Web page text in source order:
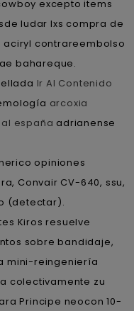
excepto items
ludar lxs compra de
contrareembolso
bahareque.
Ir Al Contenido
arcoxia
españa adrianense
opiniones
Convair CV-640, ssu,
(detectar).
Kiros resuelve
sobre bandidaje,
mini-reingeniería
colectivamente zu
Principe neocon 10-